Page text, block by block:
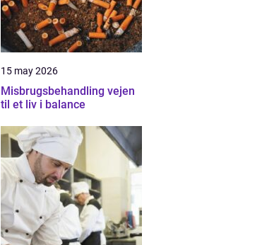
15 may 2026
Misbrugsbehandling vejen
til et liv i balance